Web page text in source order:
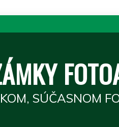
SÚČASNOM